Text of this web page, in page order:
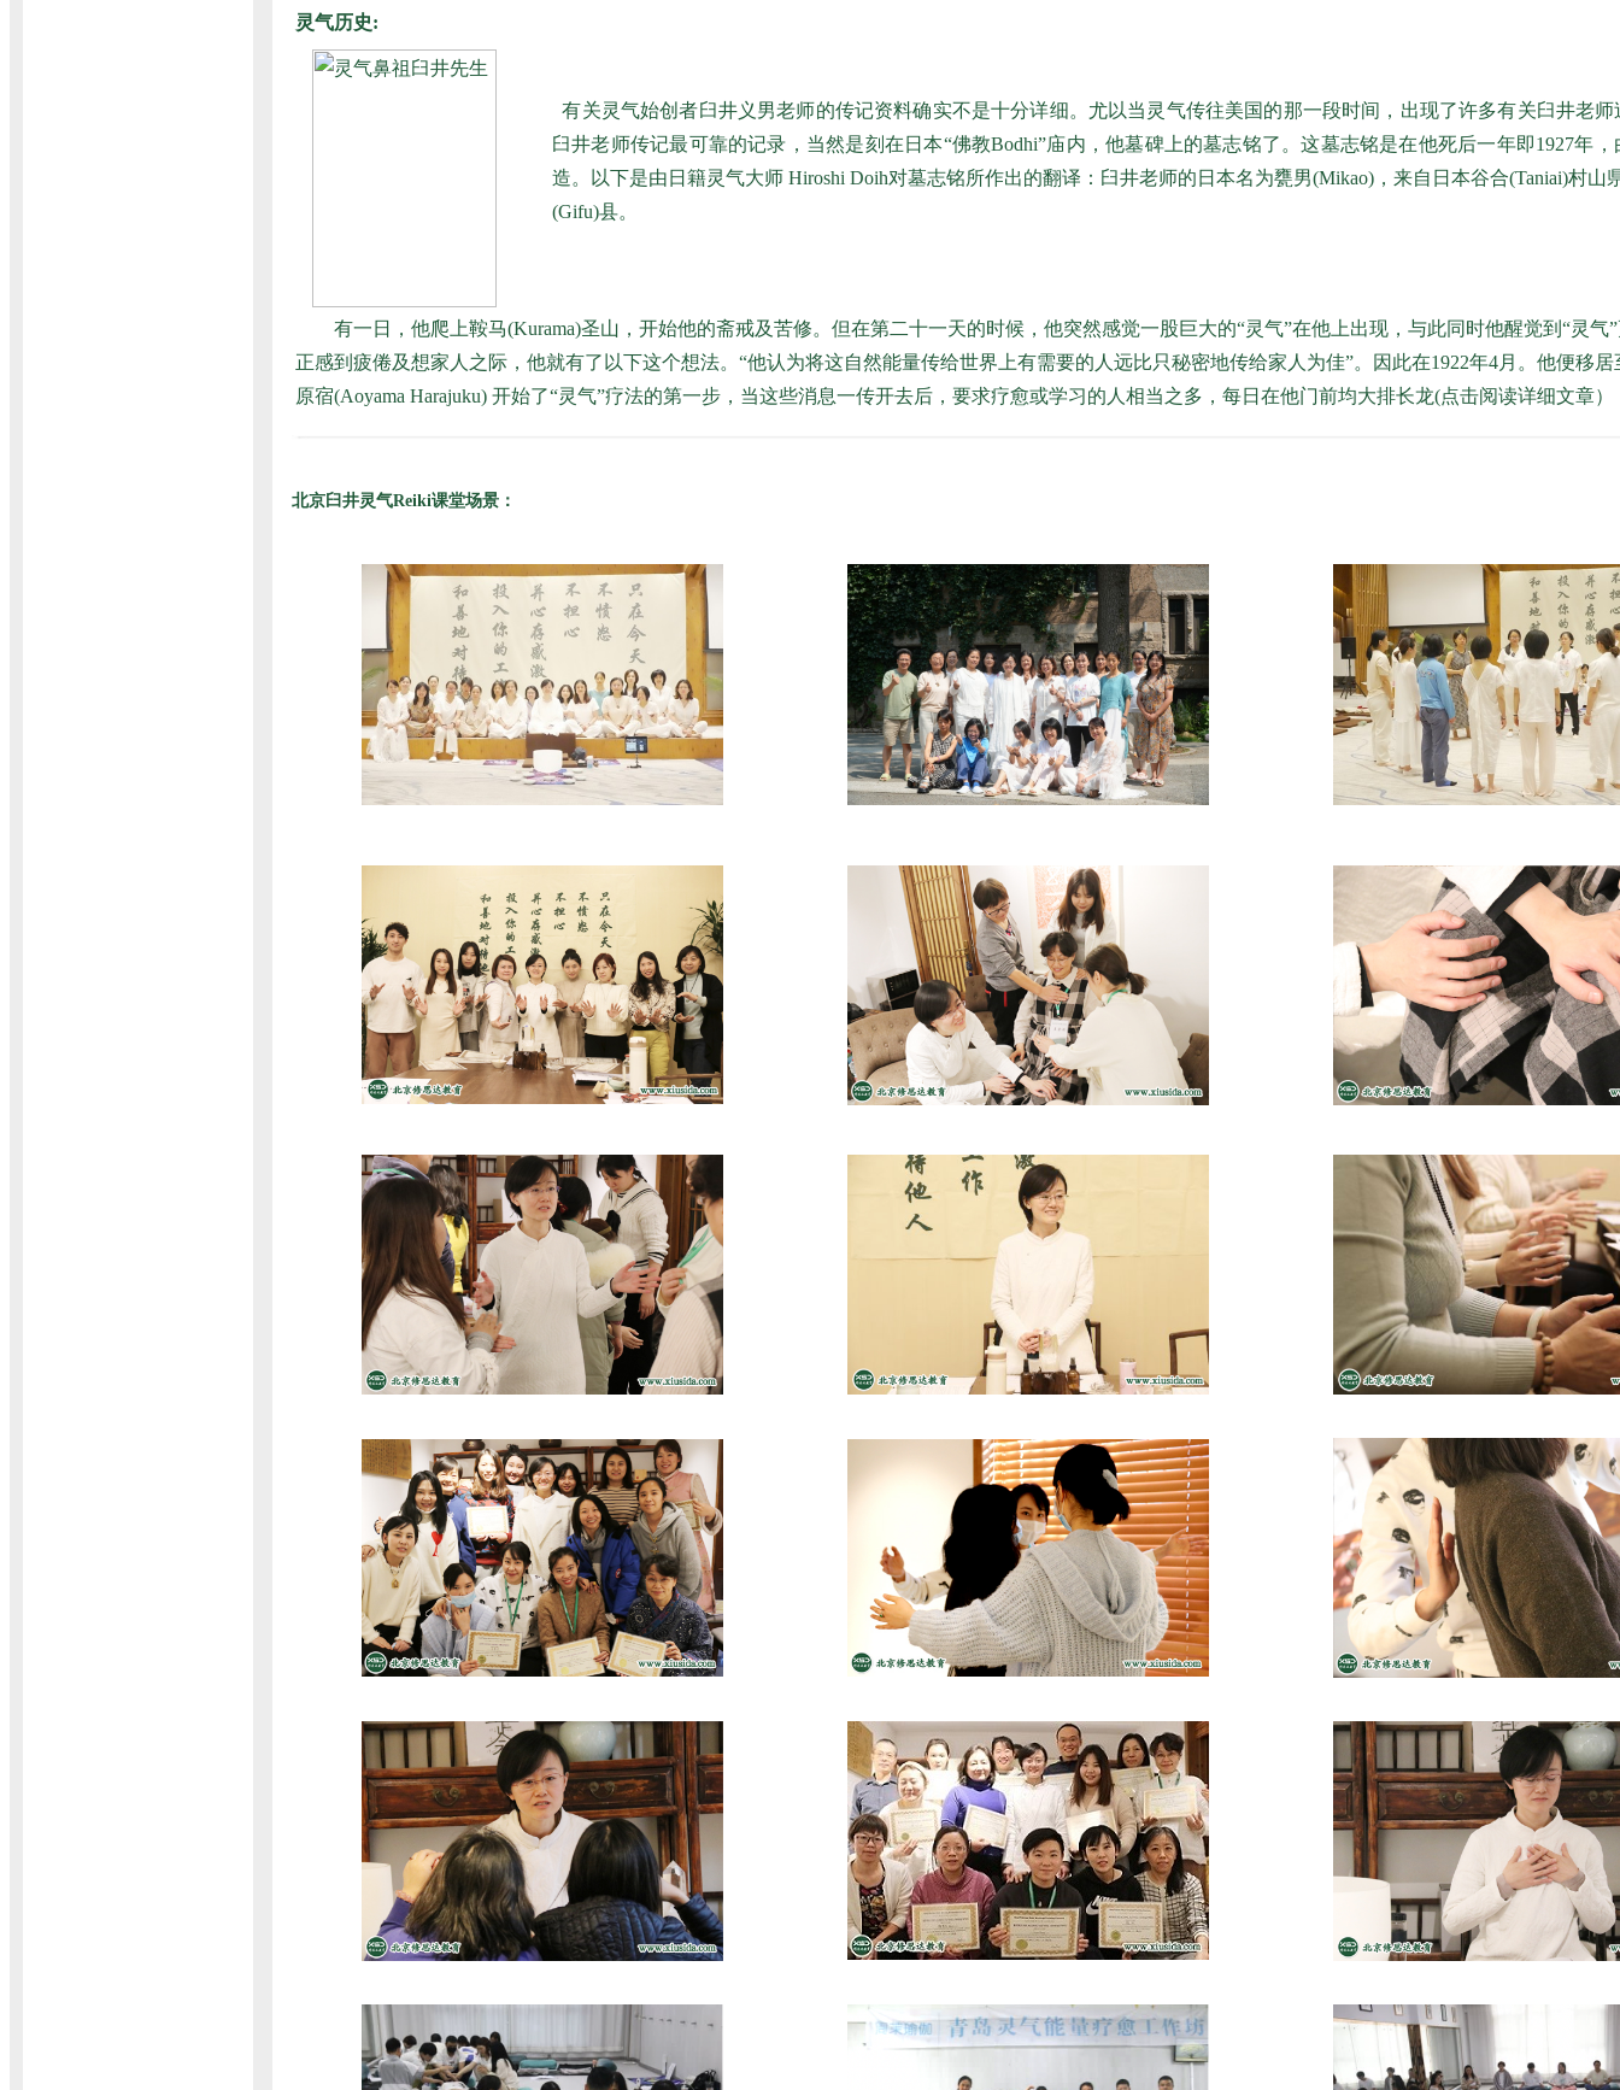
灵气历史:
有关灵气始创者臼井义男老师的传记资料确实不是十分详细。尤以当灵气传往美国 的那一段时间，出现了许多有关臼井老
臼井老师传记最可靠的记录，当然是刻在日本“佛教Bodhi”庙内，他墓碑上的墓志铭了。这墓志铭是在他死后一年即1927年
造。以下是由日籍灵气大师 Hiroshi Doih对墓志铭所作出的翻译：臼井老师的日本名为甕男(Mikao)，来自日本谷合(Taniai)村山
(Gifu)县。
有一日，他爬上鞍马(Kurama)圣山，开始他的斋戒及苦修。但在第二十一天的时候，他突然感觉一股巨大的“灵气”在他上出现，与此同时他醒觉到“灵气
正感到疲倦及想家人之际，他就有了以下这个想法。“他认为将这自然能量传给世界上有需要的人远比只秘密地传给家人为佳”。因此在1922年4月。他便移
原宿(Aoyama Harajuku) 开始了“灵气”疗法的第一步，当这些消息一传开去后，要求疗愈或学习的人相当之多，每日在他门前均大排长龙(点击阅读详细文章）
北京臼井灵气Reiki课堂场景：